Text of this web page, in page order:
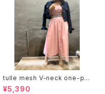
tulle mesh V-neck one-pie
ce ワンピース ワンピ チュール
¥5,390